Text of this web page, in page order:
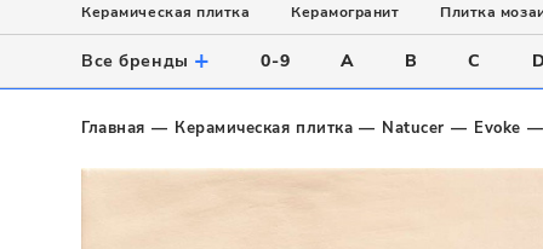
Керамическая плитка
Использование
Напольное
Настенное
Стиль
Современный
Пэчворк
Все
Керамогранит
Назначение
Для ванной
Напольное
Все
Поверхность
Матовая
Полированная
Все
Плитка
Назначение
Для ванной
Для бассейна
Все
Цвет
Белый
Серый
Все
Все бренды + 0-9 A B C D
Главная Керамическая плитка Natucer Evoke